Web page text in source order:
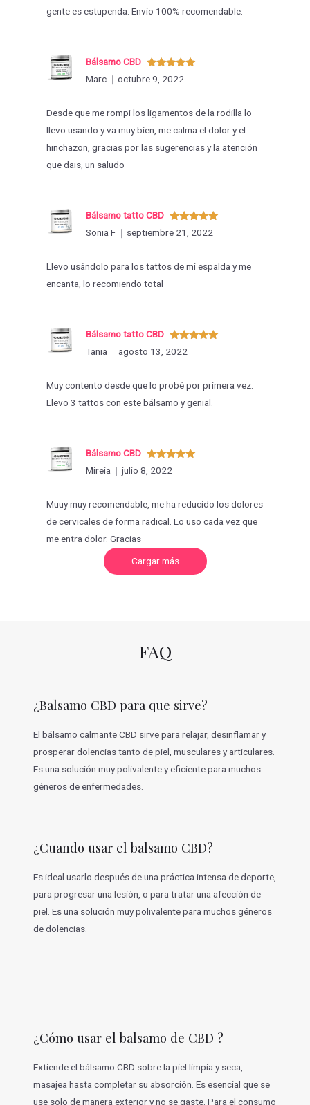
gente es estupenda. Envío 100% recomendable.
Valorado
con5de 5
Bálsamo CBD
Marc
octubre 9, 2022
Desde que me rompi los ligamentos de la rodilla lo
llevo usando y va muy bien, me calma el dolor y el
hinchazon, gracias por las sugerencias y la atención
que dais, un saludo
Valorado
con 5de 5
Bálsamo tatto CBD
Sonia F
septiembre 21, 2022
Llevo usándolo para los tattos de mi espalda y me
encanta, lo recomiendo total
Valorado
con
Bálsamo tatto CBD
Tania
agosto 13, 2022
Muy contento desde que lo probé por primera vez.
Llevo 3 tattos con este bálsamo y genial.
Valorado
con5de 5
Bálsamo CBD
Mireia
julio 8, 2022
Muuy muy recomendable, me ha reducido los dolores
de cervicales de forma radical. Lo uso cada vez que
me entra dolor. Gracias
Cargar másC
r
i
o
e
s
FAQ
¿Balsamo CBD para que sirve?
El bálsamo calmante CBD sirve para relajar, desinflamar y
prosperar dolencias tanto de piel, musculares y articulares.
Es una solución muy polivalente y eficiente para muchos
géneros de enfermedades.
¿Cuando usar el balsamo CBD?
Es ideal usarlo después de una práctica intensa de deporte,
para progresar una lesión, o para tratar una afección de
piel. Es una solución muy polivalente para muchos géneros
de dolencias.
¿Cómo usar el balsamo de CBD ?
Extiende el bálsamo CBD sobre la piel limpia y seca,
masajea hasta completar su absorción. Es esencial que se
use solo de manera exterior y no se gaste. Para el consumo